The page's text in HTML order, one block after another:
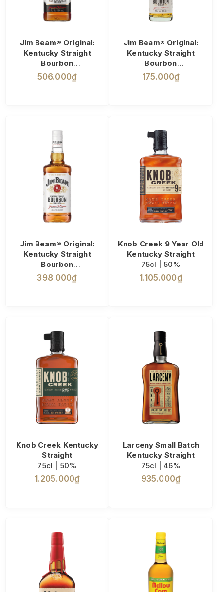
Jim Beam® Original:
Kentucky Straight
Bourbon
1L | 40%
506.000₫
Jim Beam® Original:
Kentucky Straight
Bourbon
20cl | 40%
175.000₫
Jim Beam® Original:
Kentucky Straight
Bourbon
70cl | 40%
398.000₫
Knob Creek 9 Year Old
Kentucky Straight
75cl | 50%
1.105.000₫
Knob Creek Kentucky
Straight
75cl | 50%
1.205.000₫
Larceny Small Batch
Kentucky Straight
75cl | 46%
935.000₫